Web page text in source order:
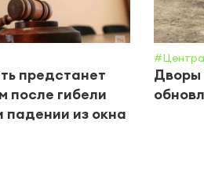
предстанет
после гибели
падении из окна
Дворы